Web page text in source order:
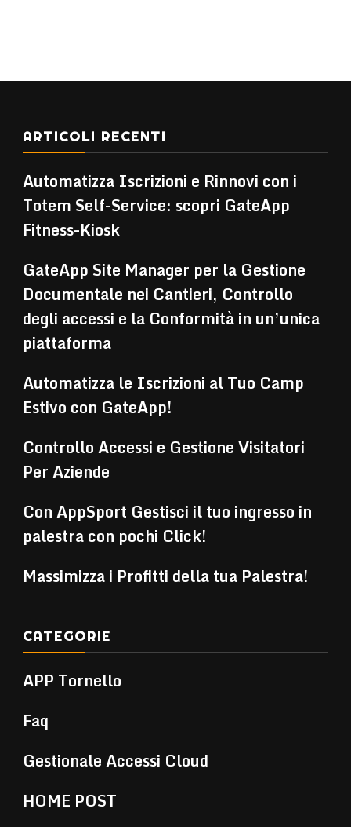
ARTICOLI RECENTI
Automatizza Iscrizioni e Rinnovi con i
Totem Self-Service: scopri GateApp
Fitness-Kiosk
GateApp Site Manager per la Gestione
Documentale nei Cantieri, Controllo
degli accessi e la Conformità in un’unica
piattaforma
Automatizza le Iscrizioni al Tuo Camp
Estivo con GateApp!
Controllo Accessi e Gestione Visitatori
Per Aziende
Con AppSport Gestisci il tuo ingresso in
palestra con pochi Click!
Massimizza i Profitti della tua Palestra!
CATEGORIE
APP Tornello
Faq
Gestionale Accessi Cloud
HOME POST